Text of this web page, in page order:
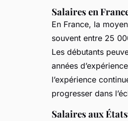
Salaires en
En France, la
souvent entre 25
Les débutants
années
l’expérience
progresser dans
Salaires aux